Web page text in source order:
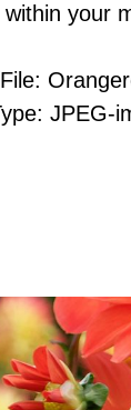
your
JPEG-